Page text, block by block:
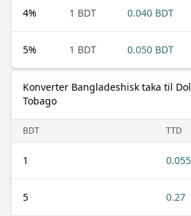
4% 1 BDT 0.040 BDT
5% 1 BDT 0.050 BDT
Konverter Bangladeshisk taka til
Tobago
BDT TTD
1 0.055
5 0.27